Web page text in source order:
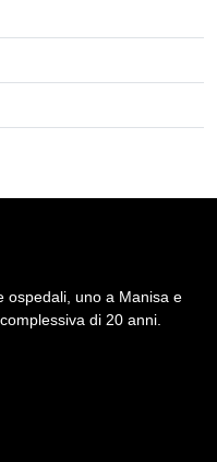
ospedali, uno a Manisa e
di 20 anni.